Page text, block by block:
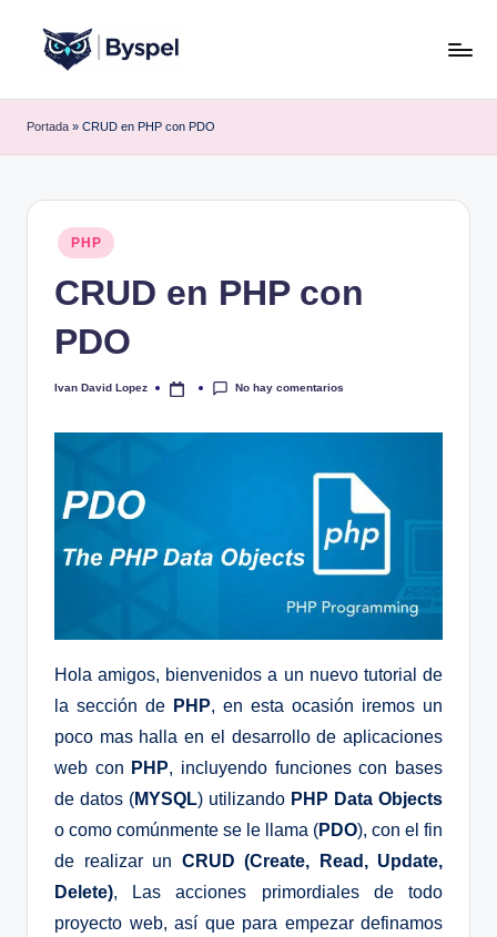
contenido
y
s
p
Portada » CRUD en PHP con PDO
Publicado
en
PHP
CRUD en PHP con
PDO
Publicado
Ivan David Lopez No hay comentarios
Hola amigos, bienvenidos a un nuevo tutorial de
la sección de PHP, en esta ocasión iremos un
poco mas halla en el desarrollo de aplicaciones
web con PHP, incluyendo funciones con bases
de datos (MYSQL) utilizando PHP Data Objects
o como comúnmente se le llama (PDO), con el fin
de realizar un CRUD (Create, Read, Update,
Delete), Las acciones primordiales de todo
proyecto web, así que para empezar definamos